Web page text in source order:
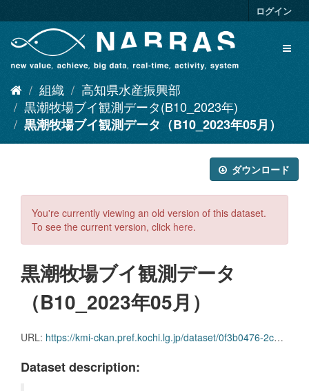
キ
ログイン
組織
高知県水産振興部
黒潮牧場ブイ観測データ(B10_2023年)
黒潮牧場ブイ観測データ（B10_2023年05月）
ダウンロード
You're currently viewing an old version of this dataset.
To see the current version, click here.
黒潮牧場ブイ観測データ
（B10_2023年05月）
URL: https://kmi-ckan.pref.kochi.lg.jp/dataset/0f3b0476-2cd9-47c7-b447-c8e1db6ad016/resource/baed2a63-2252-4617-b574-c412f3489e72/download/kuroshiobokujoubuikansokudatab10_2023nen05.csv
Dataset description: